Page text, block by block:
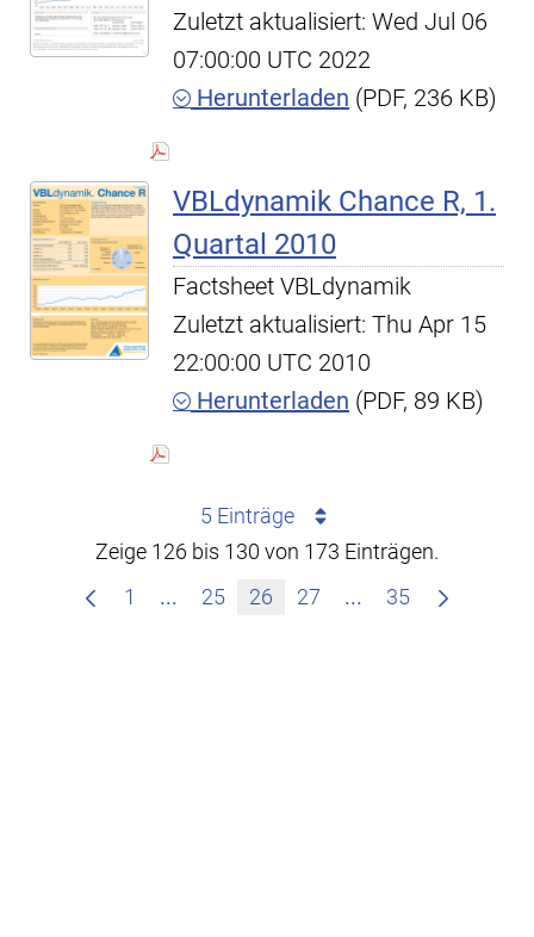
Zuletzt aktualisiert: Wed Jul 06
07:00:00 UTC 2022
Herunterladen (PDF, 236 KB)
VBLdynamik Chance R, 1.
Quartal 2010
Factsheet VBLdynamik
Zuletzt aktualisiert: Thu Apr 15
22:00:00 UTC 2010
Herunterladen (PDF, 89 KB)
5 Einträge
Zeige 126 bis 130 von 173 Einträgen.
1
... Zwischenseiten Navigieren mit TAB-
25 26 27 ... Zwischenseiten
35